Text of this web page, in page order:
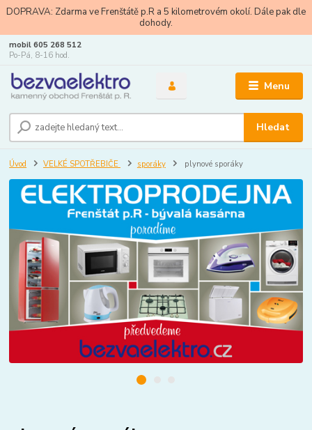
DOPRAVA: Zdarma ve Frenštátě p.R a 5 kilometrovém okolí. Dále pak dle
dohody.
Menu
Hledat
mobil 605 268 512
Po-Pá, 8-16 hod.
Úvod VELKÉ SPOTŘEBIČE sporáky plynové sporáky